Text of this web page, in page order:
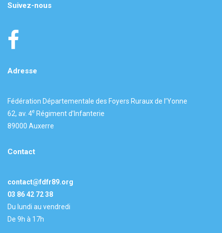
Suivez-nous
Adresse
Fédération Départementale des Foyers Ruraux de l’Yonne
62, av. 4e Régiment d’Infanterie
89000 Auxerre
Contact
contact@fdfr89.org
03 86 42 72 38
Du lundi au vendredi
De 9h à 17h